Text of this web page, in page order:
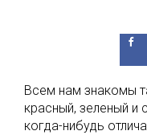
Всем нам знакомы
красный, зеленый и
когда-нибудь